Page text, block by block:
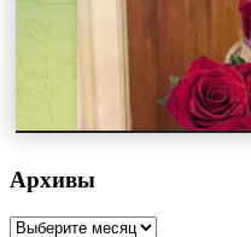
Архивы
Архивы